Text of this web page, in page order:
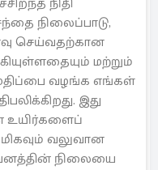
நிலைப்பாடு,
செய்வதற்கான
மற்றும்
வழங்க எங்கள்
இது
உயிர்களைப்
வலுவான
நிலையை